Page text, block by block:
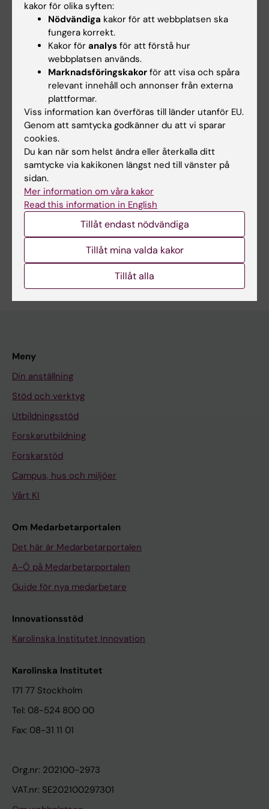
Prefektens
Hade du nytta av informationen på denna sida?
Yes
No
Innehållsgranskare:
Pauliina Elisabet Damdimopoulou
Redaktör:
Åsa Catapano
Sidan uppdaterad:
Meny
Din anställning
Stöd och verktyg
Utbildningsstöd
Forskarutbildning
Forskarstöd
Campus, hus och miljöer
Vårt KI
Om Medarbetarportalen
Det här är Medarbetarportalen
A-Ö på Medarbetarportalen
Guide för nya medarbetare
Innovationsstöd
Karolinska Institutet Innovation
Karolinska Institutet
171 77 Stockholm
Tel: 08-524 800 00
Fax: 08-31 11 01
Org.nr: 202100-2973
VAT.nr: SE202100297301
kakor för olika syften:
Nödvändiga kakor för att webbplatsen ska
fungera korrekt.
Kakor för analys för att förstå hur
webbplatsen används.
Marknadsföringskakor för att visa och spåra
relevant innehåll och annonser från externa
plattformar.
Viss information kan överföras till länder utanför EU.
Genom att samtycka godkänner du att vi sparar
cookies.
Du kan när som helst ändra eller återkalla ditt
samtycke via kakikonen längst ned till vänster på
sidan.
Mer information om våra kakor
Read this information in English
Tillåt endast nödvändiga
Tillåt mina valda kakor
Tillåt alla